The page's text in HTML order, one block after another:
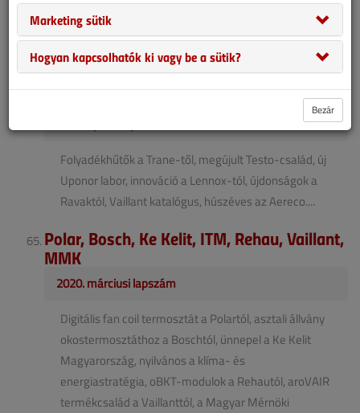
Construma, RE.GUARD okosvízőr a REHAU-tól, online
mérnöki eszközök, GKI-felmérés....
Trane, Testo, E.ON, Uponor, Lennox, Ravak,
Vaillant, Aereco
Folyadékhűtők a Trane-től, megújult Testo-család, új
Uponor labor, innováció a Lennox-tól, újdonságok a
Ravaktól, Vaillant katalógus, húszéves az Aereco....
Polar, Bosch, Ke Kelit, ITM, Rehau, Vaillant,
MMK
2020. márciusi lapszám
Digitális fan coil termosztát a Polartól, asztali állvány
okostermosztáthoz a Boschtól, ünnepel a Ke Kelit
Magyarország, nyilvános a klíma- és
energiastratégia, oBKT-modulok a Rehautól, aroVAIR
termékcsalád a Vaillanttól, a Magyar Mérnöki
Marketing sütik
Hogyan kapcsolhatók ki vagy be a sütik?
Bezár